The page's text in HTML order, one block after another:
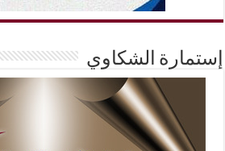
إستمارة الشكاوي